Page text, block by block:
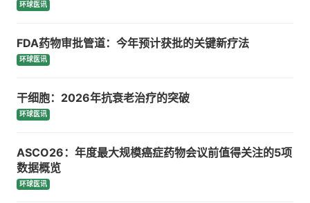
环球医讯
FDA药物审批管道：今年预计获批的关键新疗法
环球医讯
干细胞：2026年抗衰老治疗的突破
环球医讯
ASCO26：年度最大规模癌症药物会议前值得关注的5项
数据概览
环球医讯